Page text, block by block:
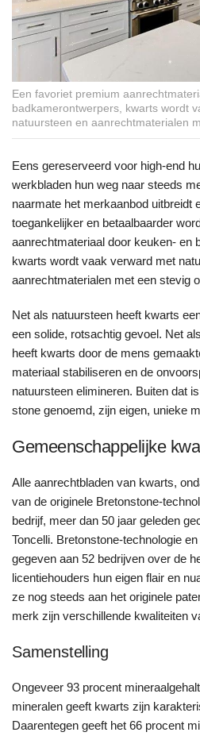
Een favoriet premium
badkamerontwerpers, kwarts wordt
natuursteen en aanrechtmaterialen
Eens gereserveerd voor high-end
werkbladen hun weg naar steeds
naarmate het merkaanbod uitbreidt
toegankelijker en betaalbaarder
aanrechtmateriaal door keuken- en
kwarts wordt vaak verward met
aanrechtmaterialen met een stevig
Net als natuursteen heeft kwarts
een solide, rotsachtig gevoel. Net
heeft kwarts door de mens
materiaal stabiliseren en de
natuursteen elimineren. Buiten dat
stone genoemd, zijn eigen, unieke
Gemeenschappelijke
Alle aanrechtbladen van kwarts,
van de originele Bretonstone-
bedrijf, meer dan 50 jaar geleden
Toncelli. Bretonstone-technologie
gegeven aan 52 bedrijven over de
licentiehouders hun eigen flair en
ze nog steeds aan het originele
merk zijn verschillende kwaliteiten
Samenstelling
Ongeveer 93 procent
mineralen geeft kwarts zijn
Daarentegen geeft het 66 procent